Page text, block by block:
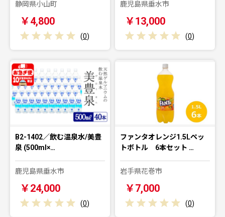
静岡県小山町
￥4,800
(0)
鹿児島県垂水市
￥13,000
(0)
B2-1402／飲む温泉水/美豊
泉 (500ml×…
鹿児島県垂水市
￥24,000
(0)
ファンタオレンジ1.5Lペッ
トボトル 6本セット …
岩手県花巻市
￥7,000
(0)